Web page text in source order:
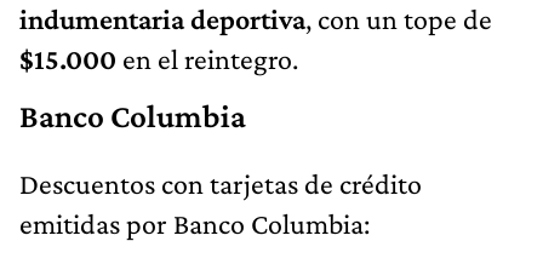
indumentaria deportiva, con un tope de
$15.000 en el reintegro.
Banco Columbia
Descuentos con tarjetas de crédito
emitidas por Banco Columbia: